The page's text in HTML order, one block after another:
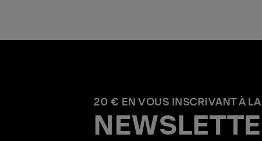
20 € EN VOUS INSCRIVANT À LA